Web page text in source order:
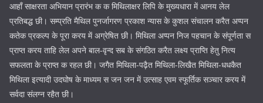
आहाँ साक्षरता अभियान प्रारंभ क क मिथिलाक्षर लिपि के मुख्यधारा में आनय लेल
प्रतिबद्ध छी। सम्प्रति मैथिल पुनर्जागरण प्रकाश न्यास के कुशल संचालन करैत अप्पन
कतेक प्रकल्प के पूरा करय में अग्रेषित छी। मिथिला अप्पन निज पहचान के संपूर्णता स
प्राप्त करय ताहि लेल अपने बाल-वृन्द सब के संगठित करैत लक्ष्य प्राप्ति हेतु नित्य
सफलता के प्राप्त क रहल छी। जगैत मिथिला-पढ़ैत मिथिला-लिखैत मिथिला-धधकैत
मिथिला इत्यादी उदघोष के माध्यम स जन जन में उत्साह एवम स्फूर्तिक सञ्चार करय में
सर्वदा संलग्न रहैत छी।